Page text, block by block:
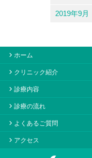
2019年9月
ホーム
クリニック紹介
診療内容
診療の流れ
よくあるご質問
アクセス